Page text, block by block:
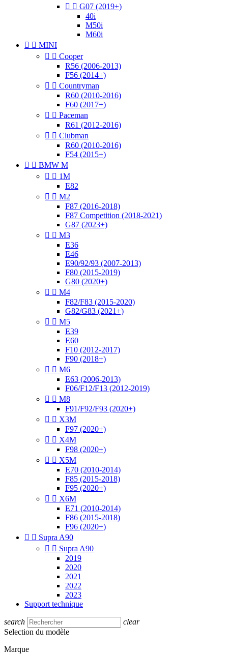
  G07 (2019+)
40i
M50i
M60i
  MINI
  Cooper
R56 (2006-2013)
F56 (2014+)
  Countryman
R60 (2010-2016)
F60 (2017+)
  Paceman
R61 (2012-2016)
  Clubman
R60 (2010-2016)
F54 (2015+)
  BMW M
  1M
E82
  M2
F87 (2016-2018)
F87 Competition (2018-2021)
G87 (2023+)
  M3
E36
E46
E90/92/93 (2007-2013)
F80 (2015-2019)
G80 (2020+)
  M4
F82/F83 (2015-2020)
G82/G83 (2021+)
  M5
E39
E60
F10 (2012-2017)
F90 (2018+)
  M6
E63 (2006-2013)
F06/F12/F13 (2012-2019)
  M8
F91/F92/F93 (2020+)
  X3M
F97 (2020+)
  X4M
F98 (2020+)
  X5M
E70 (2010-2014)
F85 (2015-2018)
F95 (2020+)
  X6M
E71 (2010-2014)
F86 (2015-2018)
F96 (2020+)
  Supra A90
  Supra A90
2019
2020
2021
2022
2023
Support technique
search
clear
Selection du modèle
Marque